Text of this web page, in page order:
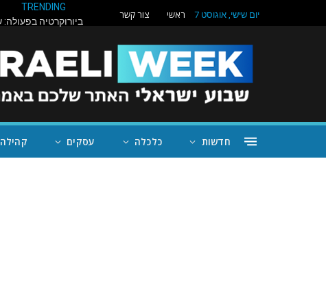
יום שישי, אוגוסט 7 ראשי צור קשר
TRENDING
חדשות כלכלה עסקים קהילה